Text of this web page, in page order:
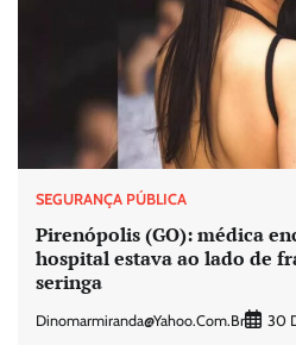
SEGURANÇA PÚBLICA
Pirenópolis (GO): médica
hospital estava ao lado de
seringa
Dinomarmiranda@yahoo.com.br 30